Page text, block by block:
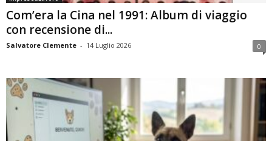
Com’era la Cina nel 1991: Album di viaggio
con recensione di...
Salvatore Clemente - 14 Luglio 2026 0